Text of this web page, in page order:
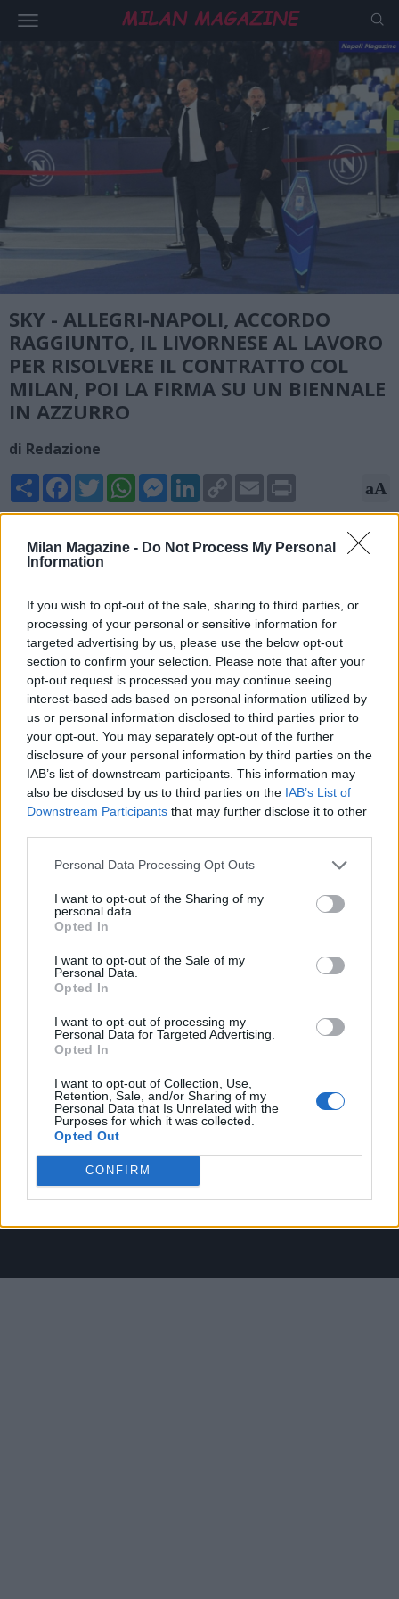
Milan Magazine - Do Not Process My Personal
Information
If you wish to opt-out of the sale, sharing to third parties, or
processing of your personal or sensitive information for
targeted advertising by us, please use the below opt-out
section to confirm your selection. Please note that after your
opt-out request is processed you may continue seeing
interest-based ads based on personal information utilized by
us or personal information disclosed to third parties prior to
your opt-out. You may separately opt-out of the further
disclosure of your personal information by third parties on the
IAB’s list of downstream participants. This information may
also be disclosed by us to third parties on the IAB’s List of
Downstream Participants that may further disclose it to other
Personal Data Processing Opt Outs
I want to opt-out of the Sharing of my
personal data.
Opted In
I want to opt-out of the Sale of my
Personal Data.
Opted In
I want to opt-out of processing my
Personal Data for Targeted Advertising.
Opted In
I want to opt-out of Collection, Use,
Retention, Sale, and/or Sharing of my
Personal Data that Is Unrelated with the
Purposes for which it was collected.
Opted Out
CONFIRM
SKY - ALLEGRI-NAPOLI, ACCORDO
RAGGIUNTO, IL LIVORNESE AL LAVORO
PER RISOLVERE IL CONTRATTO COL
MILAN, POI LA FIRMA SU UN BIENNALE
IN AZZURRO
di Redazione
Share FacebookTwitterWhatsAppMessengerLinkedInCopy
Link
Email aA
Gianluca Di Marzio, giornalista, ha fatto il punto sul futuro degli
Allegri-Napoli: "Accordo raggiunto con Massimiliano Allegri, che
ora dovrà risolvere il suo contratto con il Milan. Una volta
libero, firmerà ufficialmente un biennale con il club azzurro e
prenderà il posto di Antonio Conte".
VAI ALLA VERSIONE CLASSICA
Alcune foto (screenshot) ed articoli presenti su "Milan Magazine" sono in parte giunti da
internet, in quanto arrivati alla nostra attenzione attraverso regolari comunicati stampa
con immagini e testi allegati ed autorizzati alla pubblicazione, e quindi valutati di
pubblico dominio. Se i soggetti o gli autori avessero qualcosa in contrario alla
pubblicazione, non avranno che da segnalarlo alla redazione (indirizzo email:
redazione@napolimagazine.com
"Milan Magazine" non è una testata giornalistica, ma un sito di informazione di
proprietà di Napoli Magazine, e non è in alcun modo collegato alla A.C. Milan, che ne
detiene tutti i marchi e diritti.